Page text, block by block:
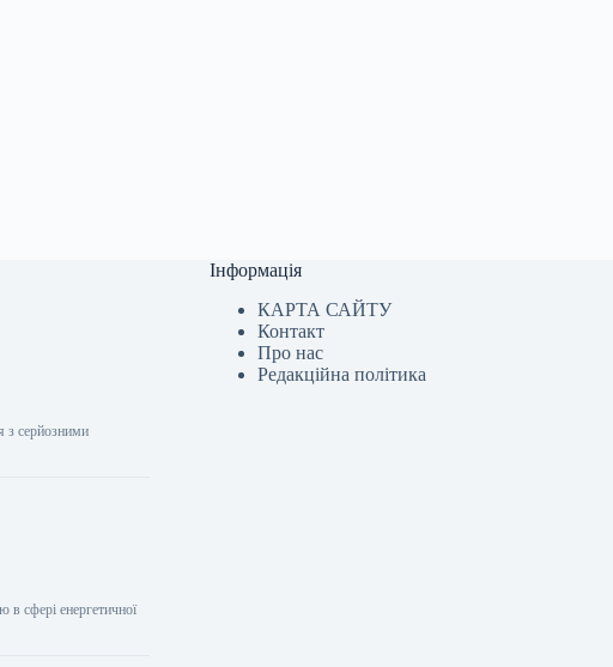
з серйозними
в сфері енергетичної
Інформація
КАРТА САЙТУ
Контакт
Про нас
Редакційна політика